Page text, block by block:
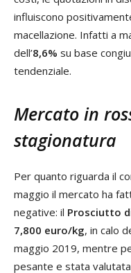
influiscono
macellazione. Infatti a
dell’8,6% su base
tendenziale.
Mercato in
stagionatura
Per quanto riguarda il
maggio il mercato ha
negative: il Prosciutto
7,800 euro/kg, in calo
maggio 2019, mentre
pesante e stata valutata